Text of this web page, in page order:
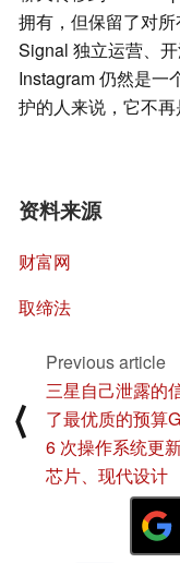
拥有，但保留了对所
Signal 独立运营、
Instagram 仍然是一
护的人来说，它不再
资料来源
财富网
取缔法
⟨
Previous article
三星自己泄露的
了最优质的预算
6 次操作系统更
芯片、现代设计